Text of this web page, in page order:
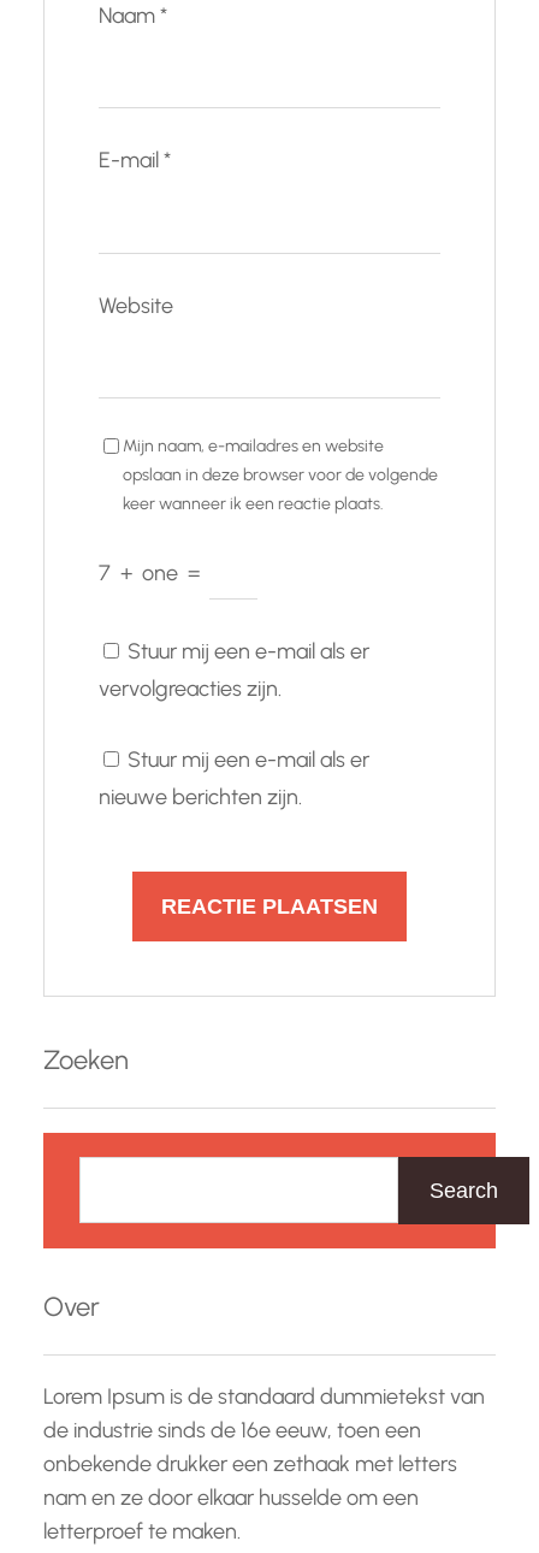
Naam*
E-mail*
Website
Mijn naam, e-mailadres en website
opslaan in deze browser voor de volgende
keer wanneer ik een reactie plaats.
7 + one =
Stuur mij een e-mail als er
vervolgreacties zijn.
Stuur mij een e-mail als er
nieuwe berichten zijn.
Zoeken
k
n
Search
Over
Lorem Ipsum is de standaard dummietekst van
de industrie sinds de 16e eeuw, toen een
onbekende drukker een zethaak met letters
nam en ze door elkaar husselde om een
letterproef te maken.